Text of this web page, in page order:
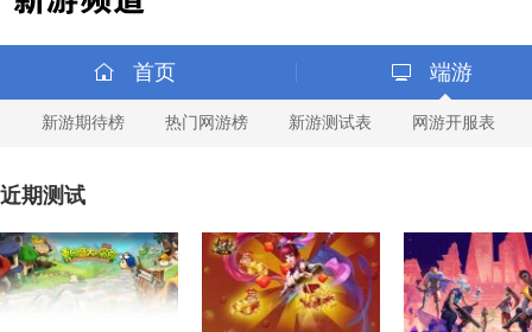
首页 端游
新游期待榜 热门网游榜 新游测试表 网游开服表
近期测试